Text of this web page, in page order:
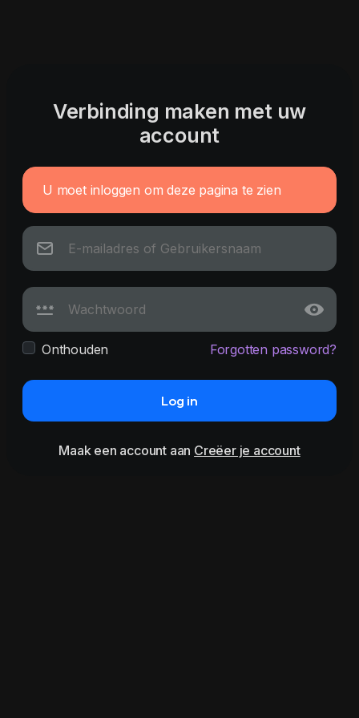
Verbinding maken met uw
account
U moet inloggen om deze pagina te zien
Onthouden Forgotten password?
Log in
Maak een account aan Creëer je account